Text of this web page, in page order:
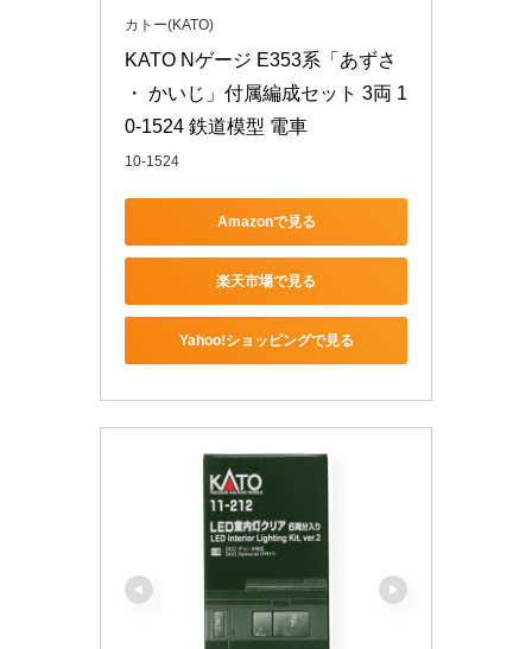
カトー(KATO)
KATO Nゲージ E353系「あずさ
・ かいじ」付属編成セット 3両 1
0-1524 鉄道模型 電車
10-1524
Amazonで見る
楽天市場で見る
Yahoo!ショッピングで見る